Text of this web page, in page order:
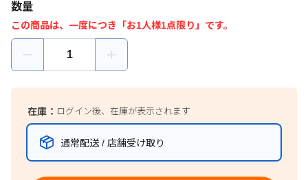
数量
この商品は、一度につき「お1人様1点限り」です。
在庫： ログイン後、在庫が表示されます
通常配送 / 店舗受け取り